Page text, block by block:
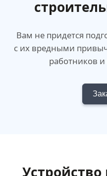
Вам не придется
с их вредными
работников и
Устройство